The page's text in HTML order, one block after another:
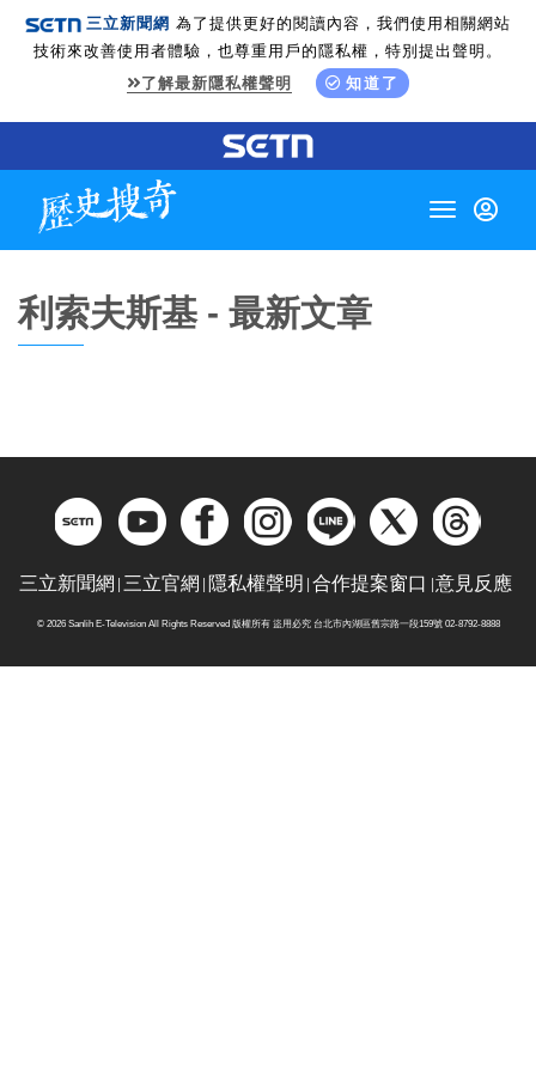
三立新聞網 為了提供更好的閱讀內容，我們使用相關網站
技術來改善使用者體驗，也尊重用戶的隱私權，特別提出聲明。
了解最新隱私權聲明
知道了
Toggle
利索夫斯基 - 最新文章
三立新聞網 三立官網 隱私權聲明 合作提案窗口 意見反應
© 2026 Sanlih E-Television All Rights Reserved 版權所有 盜用必究 台北市內湖區舊宗路一段159號 02-8792-8888